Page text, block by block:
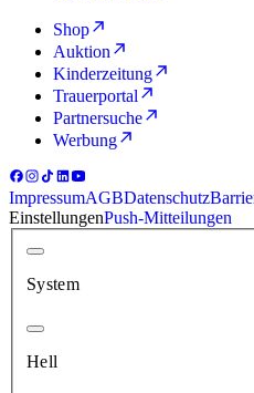
Shop
Auktion
Kinderzeitung
Trauerportal
Partnersuche
Werbung
ImpressumAGBDatenschutz
EinstellungenPush-Mitteilungen
System
Hell